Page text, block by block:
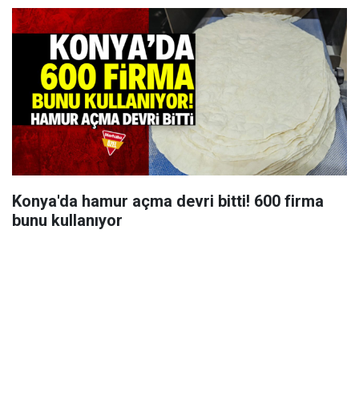
Konya'da hamur açma devri bitti! 600 firma
bunu kullanıyor